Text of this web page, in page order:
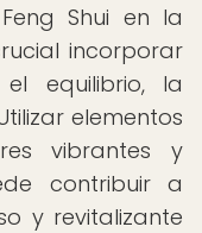
Shui en la
incorporar
equilibrio, la
elementos
vibrantes y
contribuir a
y revitalizante